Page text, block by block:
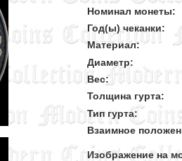
Номинал монеты:
Год(ы) чеканки:
Материал:
Диаметр:
Вес:
Толщина гурта:
Тип гурта:
Взаимное
Изображение на